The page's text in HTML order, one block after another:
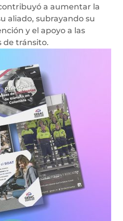
a aumentar la
aliado, subrayando su
y el apoyo a las
de tránsito.